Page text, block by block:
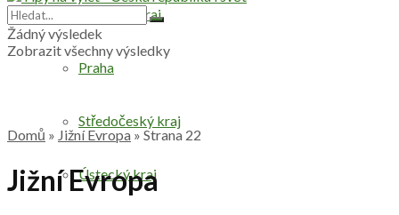
Plzeňský kraj
Praha
Středočeský kraj
Ústecký kraj
Žádný výsledek
Zobrazit všechny výsledky
Domů » Jižní Evropa » Strana 22
Jižní Evropa